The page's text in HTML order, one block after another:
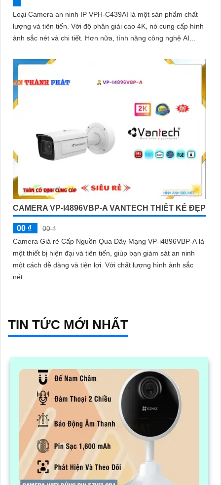
Loại Camera an ninh IP VPH-C439AI là một sản phẩm chất
lượng và tiên tiến. Với độ phân giải cao 4K, nó cung cấp hình
ảnh sắc nét và chi tiết. Hơn nữa, tính năng công nghệ AI...
CAMERA VP-I4896VBP-A VANTECH THIẾT KẾ ĐẸP
00 ₫
00 ₫
Camera Giá rẻ Cấp Nguồn Qua Dây Mạng VP-i4896VBP-A là
một thiết bị hiện đại và tiên tiến, giúp bạn giám sát an ninh
một cách dễ dàng và tiện lợi. Với chất lượng hình ảnh sắc
nét...
TIN TỨC MỚI NHẤT